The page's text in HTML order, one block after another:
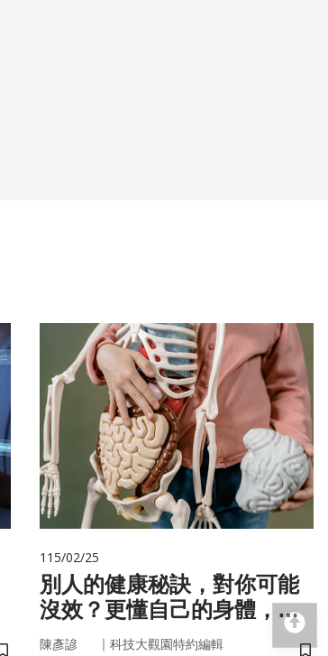
115/02/25
別人的健康秘訣，對你可能
沒效？更懂自己的身體，才
更能「精準健康」！
陳彥諺 ｜ 科技大觀園特約編輯
回